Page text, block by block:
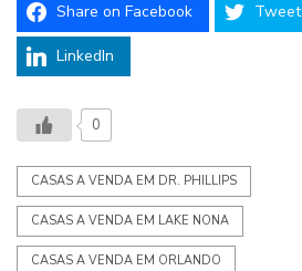
Share on Facebook Tweet
LinkedIn
0
CASAS A VENDA EM DR. PHILLIPS
CASAS A VENDA EM LAKE NONA
CASAS A VENDA EM ORLANDO